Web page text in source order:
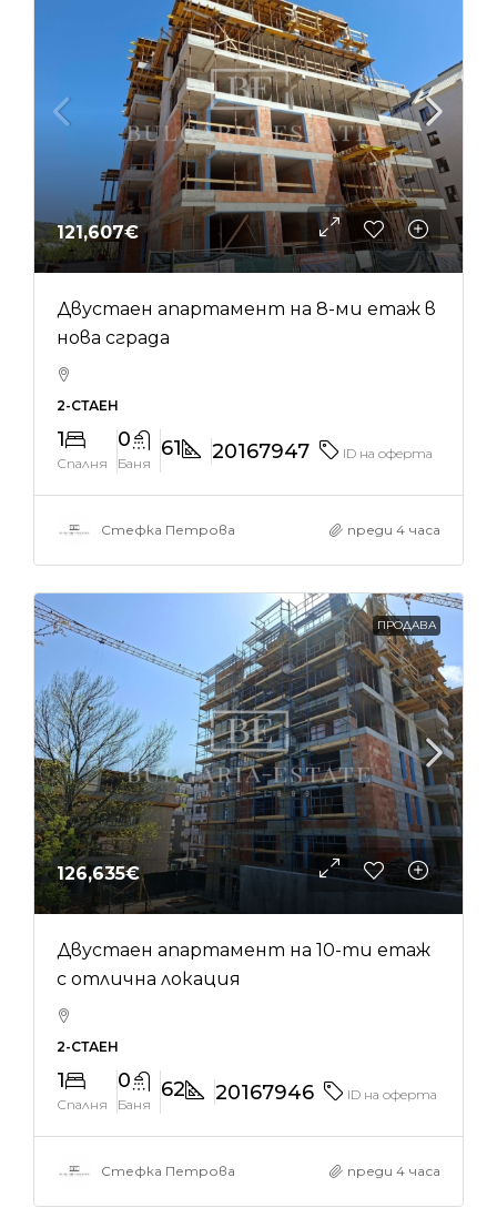
121,607€
Двустаен апартамент на 8-ми етаж в
нова сграда
2-СТАЕН
1
Спалня
0
Баня
61 20167947 ID на оферта
Стефка Петрова преди 4 часа
ПРОДАВА
126,635€
Двустаен апартамент на 10-ти етаж
с отлична локация
2-СТАЕН
1
Спалня
0
Баня
62 20167946 ID на оферта
Стефка Петрова преди 4 часа